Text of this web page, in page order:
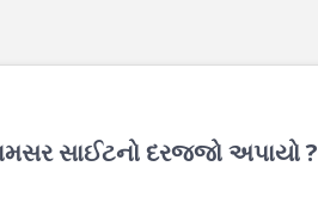
સાઈટનો દરજ્જો અપાયો ?